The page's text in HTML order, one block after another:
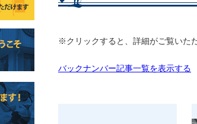
※クリックすると、詳細がご覧いた
バックナンバー記事一覧を表示する